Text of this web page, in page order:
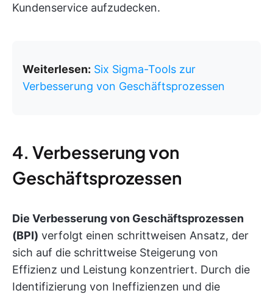
Kundenservice aufzudecken.
Weiterlesen: Six Sigma-Tools zur
Verbesserung von Geschäftsprozessen
4. Verbesserung von
Geschäftsprozessen
Die Verbesserung von Geschäftsprozessen
(BPI) verfolgt einen schrittweisen Ansatz, der
sich auf die schrittweise Steigerung von
Effizienz und Leistung konzentriert. Durch die
Identifizierung von Ineffizienzen und die